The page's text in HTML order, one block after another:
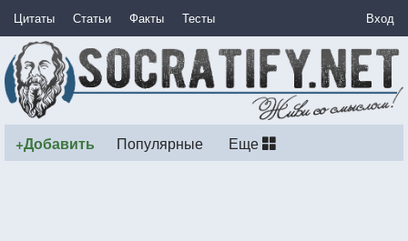
Цитаты Статьи Факты Тесты Вход
+Добавить Популярные Еще